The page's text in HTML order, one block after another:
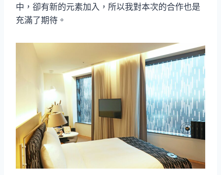
中，卻有新的元素加入，所以我對本次的合作也是
充滿了期待。